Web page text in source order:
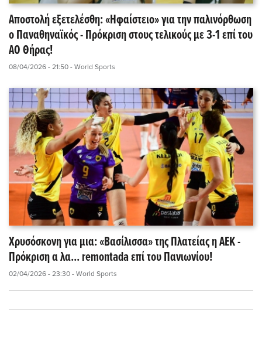
Αποστολή εξετελέσθη: «Ηφαίστειο» για την παλινόρθωση
ο Παναθηναϊκός - Πρόκριση στους τελικούς με 3-1 επί του
ΑΟ Θήρας!
08/04/2026 - 21:50 - World Sports
Χρυσόσκονη για μια: «Βασίλισσα» της Πλατείας η ΑΕΚ -
Πρόκριση α λα... remontada επί του Πανιωνίου!
02/04/2026 - 23:30 - World Sports